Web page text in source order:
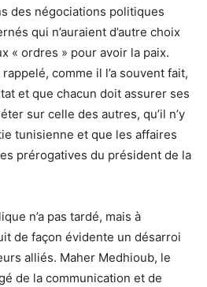
des négociations politiques
qui n’auraient d’autre choix
« ordres » pour avoir la paix.
comme il l’a souvent fait,
et que chacun doit assurer ses
sur celle des autres, qu’il n’y
tunisienne et que les affaires
prérogatives du président de la
n’a pas tardé, mais à
de façon évidente un désarroi
alliés. Maher Medhioub, le
de la communication et de